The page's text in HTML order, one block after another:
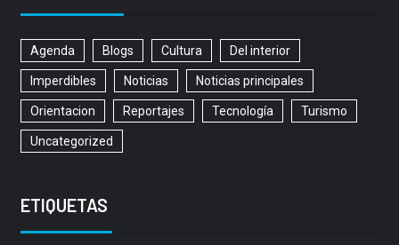
Agenda Blogs Cultura Del interior
Imperdibles Noticias Noticias principales
Orientacion Reportajes Tecnología Turismo
Uncategorized
ETIQUETAS